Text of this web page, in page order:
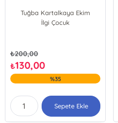
Tuğba Kartalkaya Ekim
İlgi Çocuk
₺200,00
₺130,00
%35
Sepete Ekle